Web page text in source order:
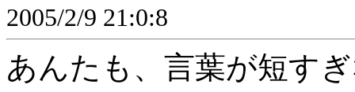
2005/2/9 21:0:8
あんたも、言葉が短す